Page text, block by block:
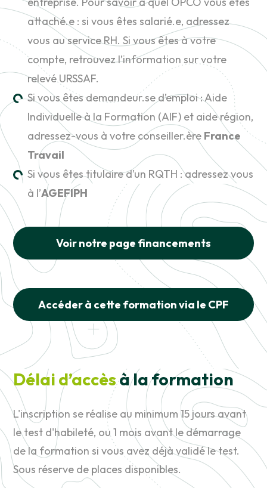
attaché.e : si vous êtes salarié.e, adressez
vous au service RH. Si vous êtes à votre
compte, retrouvez l’information sur votre
relevé URSSAF.
Si vous êtes demandeur.se d’emploi : Aide
Individuelle à la Formation (AIF) et aide région,
adressez-vous à votre conseiller.ère France
Travail
Si vous êtes titulaire d’un RQTH : adressez vous
à l’AGEFIPH
Voir notre page financements
Accéder à cette formation via le CPF
Délai d’accèsà la formation
L'inscription se réalise au minimum 15 jours avant
le test d'habileté, ou 1 mois avant le démarrage
de la formation si vous avez déjà validé le test.
Sous réserve de places disponibles.